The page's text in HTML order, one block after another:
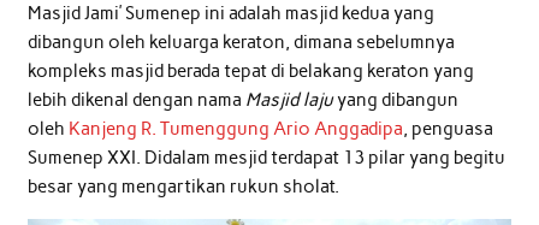
Masjid Jami’ Sumenep ini adalah masjid kedua yang
dibangun oleh keluarga keraton, dimana sebelumnya
kompleks masjid berada tepat di belakang keraton yang
lebih dikenal dengan nama Masjid lajuyang dibangun
oleh Kanjeng R. Tumenggung Ario Anggadipa, penguasa
Sumenep XXI. Didalam mesjid terdapat 13 pilar yang begitu
besar yang mengartikan rukun sholat.